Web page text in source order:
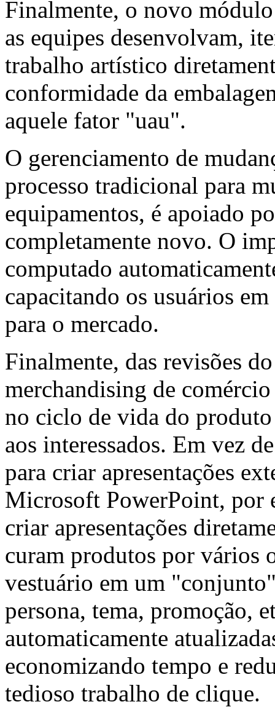
Finalmente, o novo
as equipes desenvolvam,
trabalho artístico
conformidade da
aquele fator "uau".
O gerenciamento de
processo tradicional para
equipamentos, é apoiado
completamente novo. O
computado
capacitando os usuários
para o mercado.
Finalmente, das revisões
merchandising de
no ciclo de vida do
aos interessados. Em vez
para criar apresentações
Microsoft PowerPoint, por
criar apresentações
curam produtos por vários
vestuário em um
persona, tema, promoção,
automaticamente
economizando tempo e
tedioso trabalho de clique.